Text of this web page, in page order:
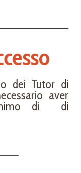
dei Tutor di
aver
di di